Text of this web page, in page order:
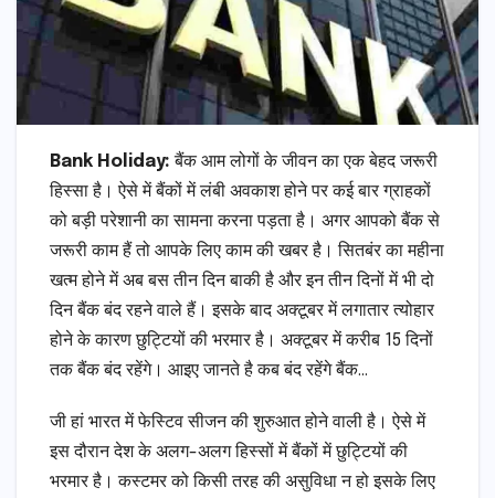
Bank Holiday: बैंक आम लोगों के जीवन का एक बेहद जरूरी
हिस्सा है। ऐसे में बैंकों में लंबी अवकाश होने पर कई बार ग्राहकों
को बड़ी परेशानी का सामना करना पड़ता है। अगर आपको बैंक से
जरूरी काम हैं तो आपके लिए काम की खबर है। सितबंर का महीना
खत्म होने में अब बस तीन दिन बाकी है और इन तीन दिनों में भी दो
दिन बैंक बंद रहने वाले हैं। इसके बाद अक्टूबर में लगातार त्योहार
होने के कारण छुट्टियों की भरमार है। अक्टूबर में करीब 15 दिनों
तक बैंक बंद रहेंगे। आइए जानते है कब बंद रहेंगे बैंक…
जी हां भारत में फेस्टिव सीजन की शुरुआत होने वाली है। ऐसे में
इस दौरान देश के अलग-अलग हिस्सों में बैंकों में छुट्टियों की
भरमार है। कस्टमर को किसी तरह की असुविधा न हो इसके लिए